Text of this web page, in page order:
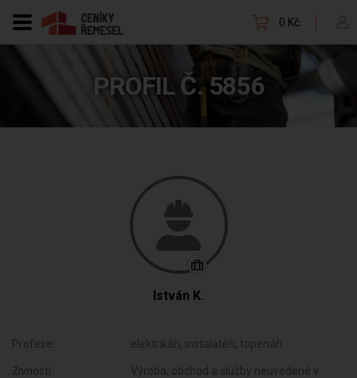
0 Kč
PROFIL Č. 5856
István K.
Profese: elektrikáři, instalatéři, topenáři
Živnosti:
Výroba, obchod a služby neuvedené v